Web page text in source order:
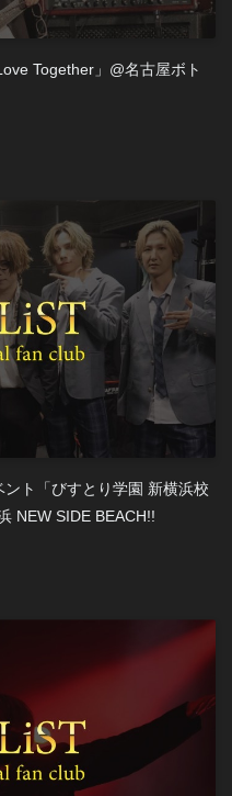
Together」@名古屋ボト
ト「びすとり学園 新横浜校
NEW SIDE BEACH!!